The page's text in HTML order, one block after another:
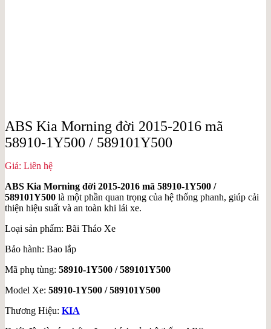
ABS Kia Morning đời 2015-2016 mã
58910-1Y500 / 589101Y500
Giá: Liên hệ
ABS Kia Morning đời 2015-2016 mã 58910-1Y500 /
589101Y500 là một phần quan trọng của hệ thống phanh, giúp cải
thiện hiệu suất và an toàn khi lái xe.
Loại sản phẩm: Bãi Tháo Xe
Bảo hành: Bao lắp
Mã phụ tùng: 58910-1Y500 / 589101Y500
Model Xe: 58910-1Y500 / 589101Y500
Thương Hiệu: KIA